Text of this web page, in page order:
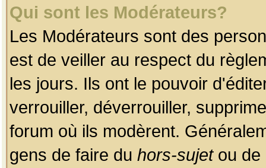
Qui sont les Modérateurs?
Les Modérateurs sont des
est de veiller au respect du
les jours. Ils ont le pouvoir
verrouiller, déverrouiller,
forum où ils modèrent.
gens de faire du hors-sujetou de